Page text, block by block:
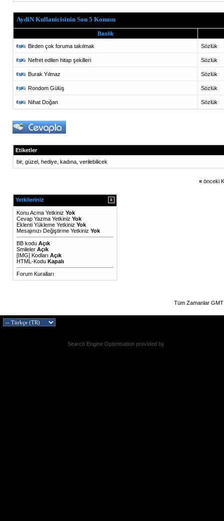
AydiN Kullanicisinin Son 5 Konusu
Baslik
Birden çok foruma takılmak Sözlük
Nefret edilen hitap şekilleri Sözlük
Burak Yılmaz Sözlük
Rondom Gülüş Sözlük
Nihat Doğan Sözlük
Etiketler
bir, güzel hediye kadına verilebilicek
« önceki
Yetkileriniz
Konu Acma Yetkiniz Yok
Cevap Yazma Yetkiniz Yok
Eklenti Yükleme Yetkiniz Yok
Mesajınızı Değiştirme Yetkiniz Yok
BB kodu Açık
Smileler Açık
[IMG] Kodları Açık
HTML-Kodu Kapalı
Forum Kuralları
Tüm Zamanlar
Search Engine Optimisation provided by